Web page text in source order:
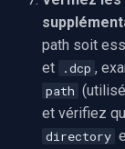
path soit
et .dcp ,
path
et vérifiez
directory